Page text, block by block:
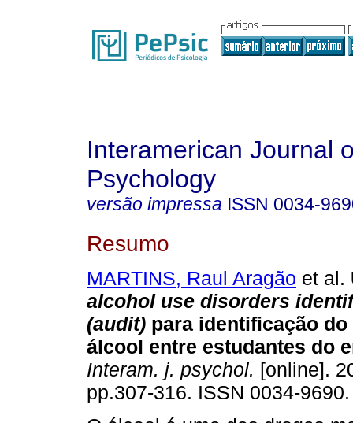
Interamerican Journal
Psychology
versão impressa ISSN 0034-
Resumo
MARTINS, Raul Aragão et al.
alcohol use disorders
(audit) para identificação
álcool entre estudantes do
Interam. j. psychol. [online].
pp.307-316. ISSN 0034-9690.